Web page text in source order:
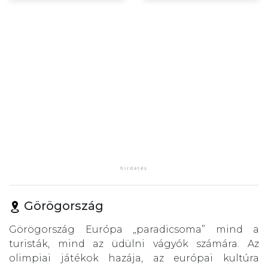
Görögország
Görögország Európa „paradicsoma” mind a
turisták, mind az üdülni vágyók számára. Az
olimpiai játékok hazája, az európai kultúra